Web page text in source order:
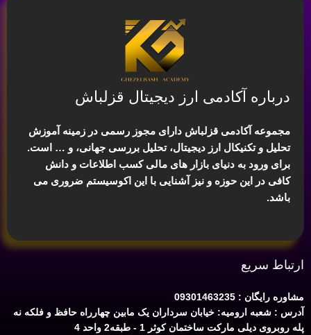
درباره آکادمی ارز دیجیتال قزلباش
مجموعه آکادمی قزلباش دارای مجوز رسمی در زمینه آموزش
تحلیل و تکنیکال ارز دیجیتال، تحلیل بررسی جهانی، و … است.
برای ورود به دنیای بازار های مالی کسب اطلاعات و دانش
کافی در این حوزه و نیز آشنایی با این اکوسیستم ضروری می
باشد.
ارتباط سریع
مشاوره رایگان : 09301463235
آدرس : شعبه ارومیه: خیابان سرداران یک مابین چهارراه حافظ و فلکه نه
پله روبروی دیلی مارکت ساختمان کوثر 1 - طبقه2 واحد 4